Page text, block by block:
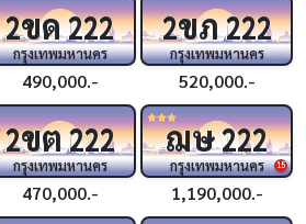
2ขด222
กรุงเทพมหานคร
490,000.-
2ขภ222
กรุงเทพมหานคร
520,000.-
2ขต222
กรุงเทพมหานคร
470,000.-
15
ฌษ222
กรุงเทพมหานคร
1,190,000.-